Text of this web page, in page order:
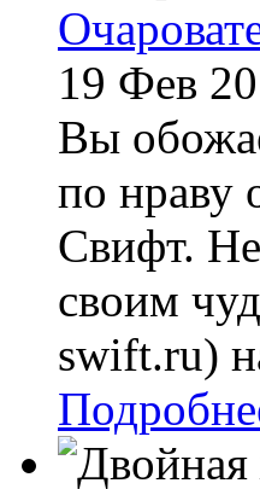
19 Фев
Вы
по нраву
Свифт.
своим
swift.ru)